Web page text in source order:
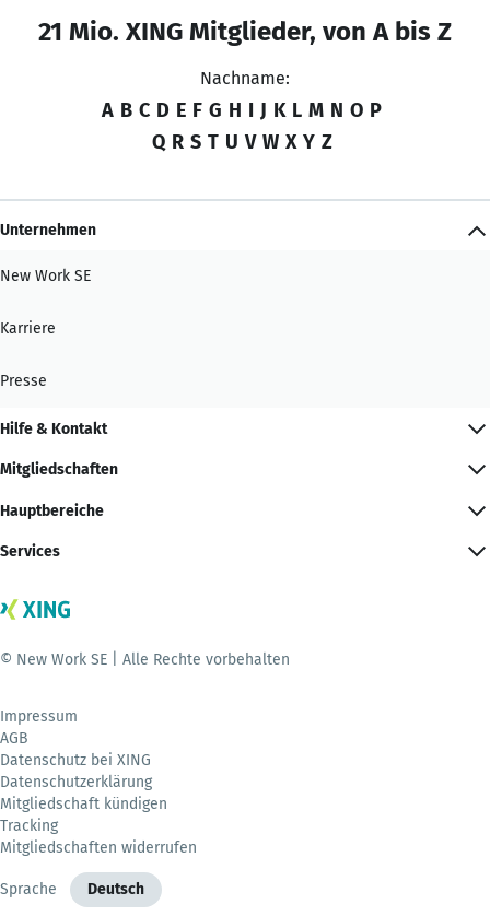
21 Mio. XING Mitglieder, von A bis Z
Nachname:
A B C D E F G H I J K L M N O P
Q R S T U V W X Y Z
Unternehmen
New Work SE
Karriere
Presse
Hilfe & Kontakt
Mitgliedschaften
Hauptbereiche
Services
© New Work SE | Alle Rechte vorbehalten
Impressum
AGB
Datenschutz bei XING
Datenschutzerklärung
Mitgliedschaft kündigen
Tracking
Mitgliedschaften widerrufen
Sprache Deutsch